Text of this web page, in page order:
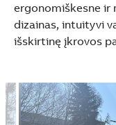
ergonomiškesne ir
dizainas, intuityvi
išskirtinę įkrovos